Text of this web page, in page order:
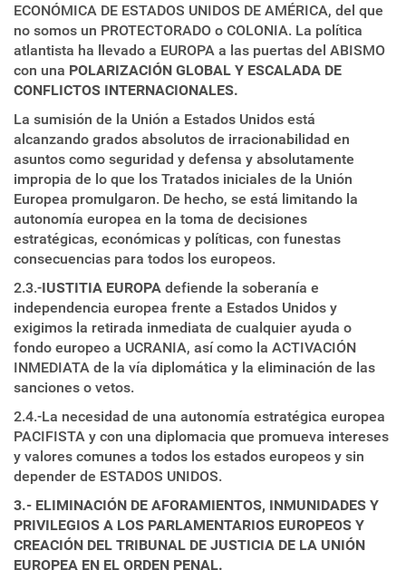
ECONÓMICA DE ESTADOS UNIDOS DE AMÉRICA, del que
no somos un PROTECTORADO o COLONIA. La política
atlantista ha llevado a EUROPA a las puertas del ABISMO
con una POLARIZACIÓN GLOBAL Y ESCALADA DE
CONFLICTOS INTERNACIONALES.
La sumisión de la Unión a Estados Unidos está
alcanzando grados absolutos de irracionabilidad en
asuntos como seguridad y defensa y absolutamente
impropia de lo que los Tratados iniciales de la Unión
Europea promulgaron. De hecho, se está limitando la
autonomía europea en la toma de decisiones
estratégicas, económicas y políticas, con funestas
consecuencias para todos los europeos.
2.3.-IUSTITIA EUROPA defiende la soberanía e
independencia europea frente a Estados Unidos y
exigimos la retirada inmediata de cualquier ayuda o
fondo europeo a UCRANIA, así como la ACTIVACIÓN
INMEDIATA de la vía diplomática y la eliminación de las
sanciones o vetos.
2.4.-La necesidad de una autonomía estratégica europea
PACIFISTA y con una diplomacia que promueva intereses
y valores comunes a todos los estados europeos y sin
depender de ESTADOS UNIDOS.
3.- ELIMINACIÓN DE AFORAMIENTOS, INMUNIDADES Y
PRIVILEGIOS A LOS PARLAMENTARIOS EUROPEOS Y
CREACIÓN DEL TRIBUNAL DE JUSTICIA DE LA UNIÓN
EUROPEA EN EL ORDEN PENAL.